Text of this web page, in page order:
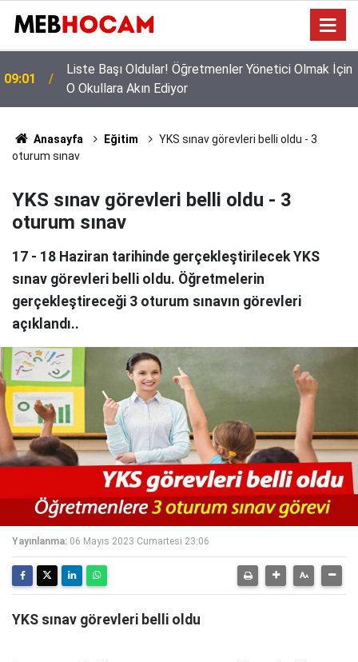
23:02
Mazeret Tayini Yapan Öğretmenler Dikkkat: Bu
Onayı Almayanların Tercihi İptal Olacak!
Anasayfa Eğitim
YKS sınav görevleri belli oldu - 3
oturum sınav
YKS sınav görevleri belli oldu - 3
oturum sınav
17 - 18 Haziran tarihinde gerçekleştirilecek YKS
sınav görevleri belli oldu. Öğretmelerin
gerçekleştireceği 3 oturum sınavın görevleri
açıklandı..
Yayınlanma: 06 Mayıs 2023 Cumartesi 23:06
YKS sınav görevleri belli oldu